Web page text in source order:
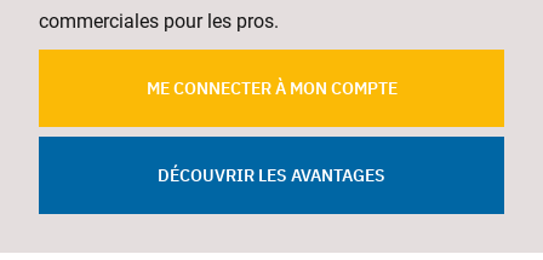
commerciales pour les pros.
ME CONNECTER À MON COMPTE
DÉCOUVRIR LES AVANTAGES